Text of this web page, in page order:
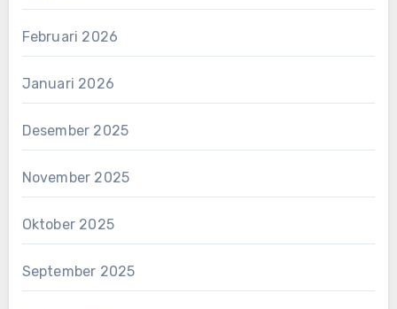
Februari 2026
Januari 2026
Desember 2025
November 2025
Oktober 2025
September 2025